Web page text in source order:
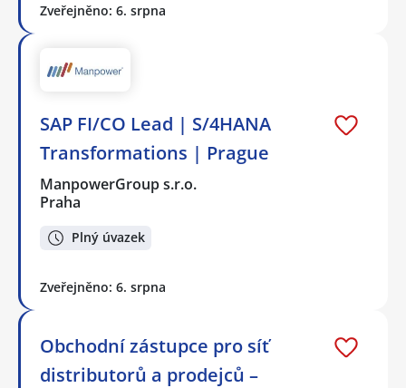
Zveřejněno: 6. srpna
SAP FI/CO Lead | S/4HANA
Transformations | Prague
ManpowerGroup s.r.o.
Praha
Plný úvazek
Zveřejněno: 6. srpna
Obchodní zástupce pro síť
distributorů a prodejců –